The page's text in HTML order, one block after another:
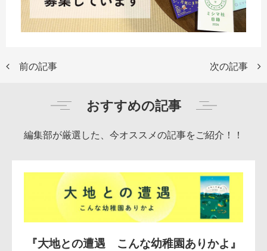
前の記事 次の記事
おすすめの記事
編集部が厳選した、今オススメの記事をご紹介！！
『大地との遭遇 こんな幼稚園ありかよ』